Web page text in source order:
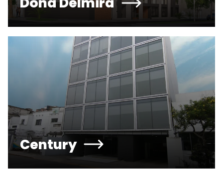
Century